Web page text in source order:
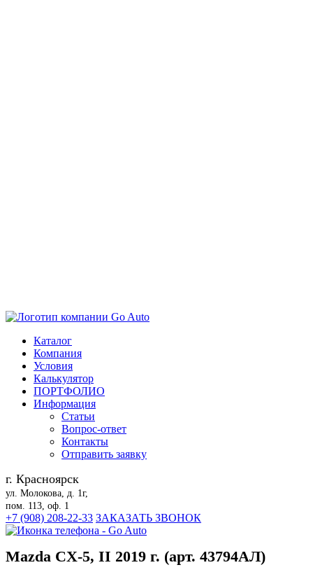
Каталог
Компания
Условия
Калькулятор
ПОРТФОЛИО
Информация
Статьи
Вопрос-ответ
Контакты
Отправить заявку
г. Красноярск
ул. Молокова, д. 1г,
пом. 113, оф. 1
+7 (908) 208-22-33 ЗАКАЗАТЬ ЗВОНОК
Mazda CX-5, II 2019 г. (арт. 43794АЛ)